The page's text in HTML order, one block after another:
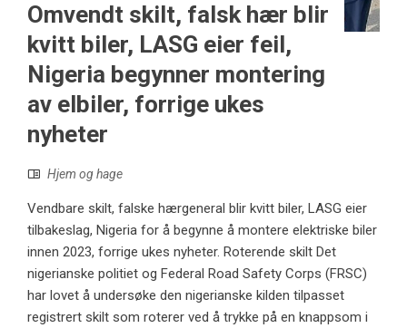
Omvendt skilt, falsk hær blir
kvitt biler, LASG eier feil,
Nigeria begynner montering
av elbiler, forrige ukes
nyheter
Hjem og hage
Vendbare skilt, falske hærgeneral blir kvitt biler, LASG eier
tilbakeslag, Nigeria for å begynne å montere elektriske biler
innen 2023, forrige ukes nyheter. Roterende skilt Det
nigerianske politiet og Federal Road Safety Corps (FRSC)
har lovet å undersøke den nigerianske kilden tilpasset
registrert skilt som roterer ved å trykke på en knappsom i